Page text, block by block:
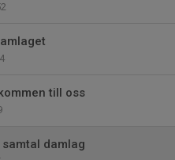
till oss
damlag